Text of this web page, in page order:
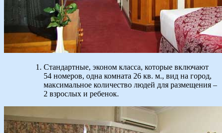
Стандартные, эконом класса, которые включают
54 номеров, одна комната 26 кв. м., вид на город,
максимальное количество людей для размещения –
2 взрослых и ребенок.